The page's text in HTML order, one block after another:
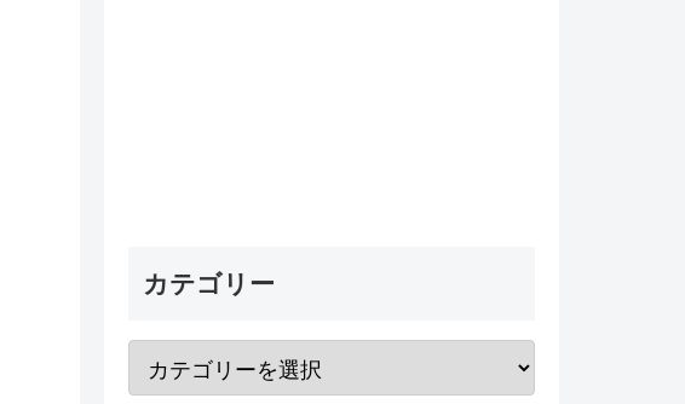
カテゴリー